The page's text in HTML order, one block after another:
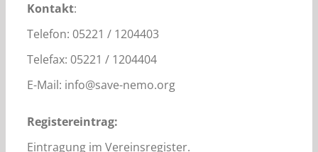
Kontakt:
Telefon: 05221 / 1204403
Telefax: 05221 / 1204404
E-Mail: info@save-nemo.org
Registereintrag:
Eintragung im Vereinsregister.